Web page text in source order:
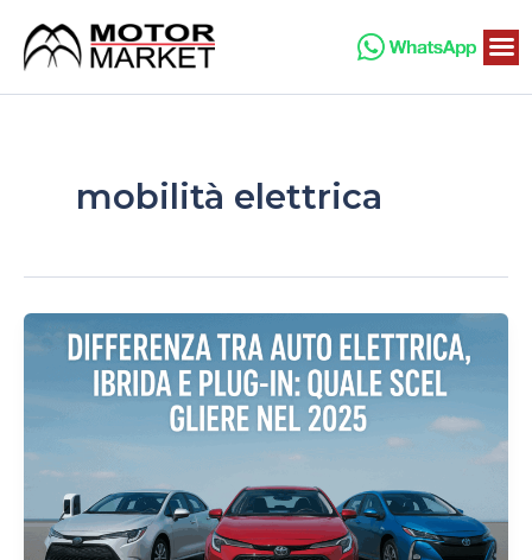
contenuto
mobilità elettrica
Differenza
elettrica,
plug-
in:
quale
scegliere